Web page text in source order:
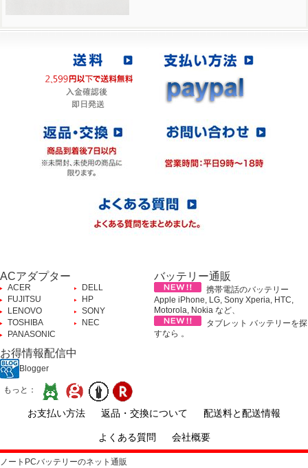
ACアダプター
ACER
DELL
FUJITSU
HP
LENOVO
SONY
TOSHIBA
NEC
PANASONIC
バッテリー通販
携帯電話のバッテリー
Apple iPhone, LG, Sony Xperia, HTC,
Motorola, Nokia など、
タブレット バッテリーを探
すなら 。
お得情報配信中
Blogger
もっと：
お支払い方法 返品・交換について 配送料と配送情報
よくある質問 会社概要
ノートPCバッテリーのネット通販